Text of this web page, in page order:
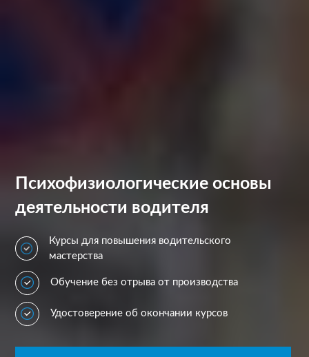
Психофизиологические основы
деятельности водителя
Курсы для повышения водительского
мастерства
Обучение без отрыва от производства
Удостоверение об окончании курсов